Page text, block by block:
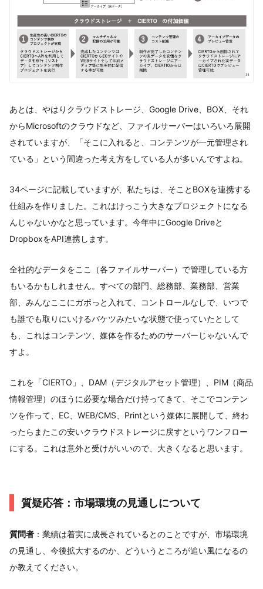
あとは、やはりクラウドストレージ、Google Drive、BOX、それ
からMicrosoftのクラウドなど、ファイルサーバーはいろいろ展開
されていますが、「そこに入れると、コンテンツが一元管理され
ている」という間違った考え方をしている人が多いんですよね。
34ページに記載していますが、私たちは、そことBOXを連携する
仕組みを作りました。これはけっこう大きなプロジェクトになる
んじゃないかなと思っています。今年中にGoogle Driveと
DropboxをAPI連携します。
全社的なデータをここ（各ファイルサーバー）で管理している方
もいるかもしれません。すべての部門、総務部、業務部、営業
部、みんなここにガボっと入れて、コントロールなしで、いつで
も誰でも取りにいけるバケツみたいな状態で使っていたとして
も、これはコンテンツ、媒体を作るためのサーバーじゃないんで
すよ。
これを「CIERTO」、DAM（デジタルアセット管理）、PIM（商品
情報管理）のほうに必要な場合だけ持ってきて、そこでコンテン
ツを作って、EC、WEB/CMS、Printという媒体に展開して、終わ
ったらまたこの安いクラウドストレージに戻すというワンフロー
にする。これは意外と受けがいいので、大きくなると思います。
質疑応答：市場環境の見通しについて
質問者 ：業績は着実に成長されているとのことですが、市場環境
の見通し、今後拡大するのか、どういうところが追い風になるの
か教えてください。